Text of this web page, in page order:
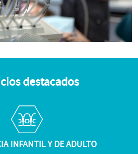
destacados
INFANTIL Y DE ADULTO